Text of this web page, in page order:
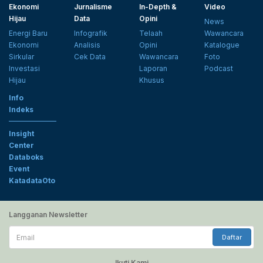
Ekonomi
Hijau
Energi Baru
Ekonomi
Sirkular
Investasi
Hijau
Jurnalisme
Data
Infografik
Analisis
Cek Data
In-Depth &
Opini
Telaah
Opini
Wawancara
Laporan
Khusus
Video
News
Wawancara
Katalogue
Foto
Podcast
Info
Indeks
Insight
Center
Databoks
Event
KatadataOto
Langganan Newsletter
Email
Daftar